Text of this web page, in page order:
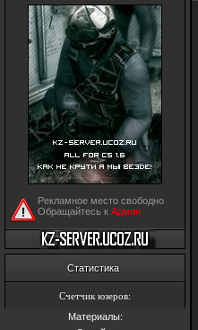
Рекламное место свободно
Обращайтесь к Админ
Статистика
Счетчик юзеров:
Материалы: